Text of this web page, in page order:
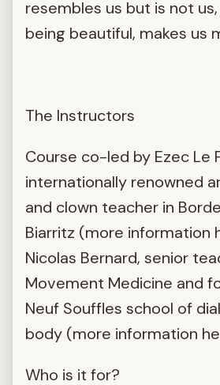
resembles us but is not
being beautiful, makes us
The Instructors
Course co-led by Ezec Le
internationally renowned
and clown teacher in
Biarritz (more information
Nicolas Bernard, senior
Movement Medicine and
Neuf Souffles school of
body (more information
Who is it for?